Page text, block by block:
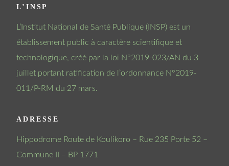
L’INSP
L’Institut National de Santé Publique (INSP) est un
établissement public à caractère scientifique et
technologique, créé par la loi N°2019-023/AN du 3
juillet portant ratification de l’ordonnance N°2019-
011/P-RM du 27 mars.
ADRESSE
Hippodrome Route de Koulikoro – Rue 235 Porte 52 –
Commune II – BP 1771